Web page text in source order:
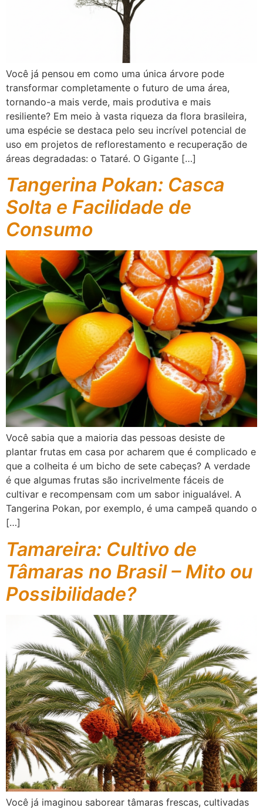
Você já pensou em como uma única árvore pode
transformar completamente o futuro de uma área,
tornando-a mais verde, mais produtiva e mais
resiliente? Em meio à vasta riqueza da flora brasileira,
uma espécie se destaca pelo seu incrível potencial de
uso em projetos de reflorestamento e recuperação de
áreas degradadas: o Tataré. O Gigante […]
Tangerina Pokan: Casca
Solta e Facilidade de
Consumo
Você sabia que a maioria das pessoas desiste de
plantar frutas em casa por acharem que é complicado e
que a colheita é um bicho de sete cabeças? A verdade
é que algumas frutas são incrivelmente fáceis de
cultivar e recompensam com um sabor inigualável. A
Tangerina Pokan, por exemplo, é uma campeã quando o
[…]
Tamareira: Cultivo de
Tâmaras no Brasil – Mito ou
Possibilidade?
Você já imaginou saborear tâmaras frescas, cultivadas